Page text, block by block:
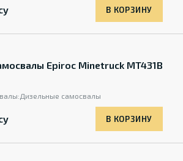
В КОРЗИНУ
Epiroc Minetruck MT431B
Дизельные самосвалы
В КОРЗИНУ